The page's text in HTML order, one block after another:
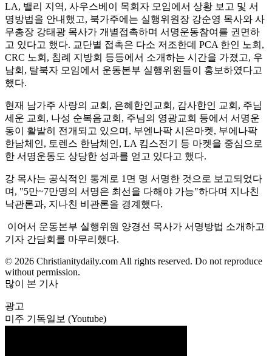
LA, 밸리 지역, 사우스베이 목회자 모임에서 상황 보고 및 서
명방법을 안내했고, 북가주에는 실행위원장 강순영 목사와 사
무총장 강태광 목사가 개별접촉하며 서명운동참여를 권면하
고 있다고 했다. 교단별 접촉은 다소 저조한데 PCA 한인 노회,
CRC 노회, 침례 지방회 등등에서 소개하는 시간을 가졌고, 우
남회, 탈북자 모임에서 운동본부 실행위원들이 홍보하였다고
했다.
현재 남가주 사랑의 교회, 은혜한인교회, 감사한인 교회, 주님
세운 교회, 나성 순복음교회, 주님의 영광교회 등에서 서명운
동이 활발히 전개되고 있으며, 부엔나팍 시온마켓, 부에나팍
한남체인, 토렌스 한남체인, LA 킴스전기 등 마켓을 중심으로
한 서명운동도 상당한 성과를 얻고 있다고 했다.
강 목사는 공식적인 통계로 1면 명 서명한 것으로 보고되었다
며, "5만~7만명의 서명은 최선을 다해야 가능"하다며 지나친
낙관론과, 지나친 비관론을 경계했다.
이어서 운동본부 실행위원 양경선 목사가 서명방법 소개하고
기자 간담회를 마무리했다.
© 2026 Christianitydaily.com All rights reserved. Do not reproduce
without permission.
많이 본 기사
광고
미주 기독일보 (Youtube)